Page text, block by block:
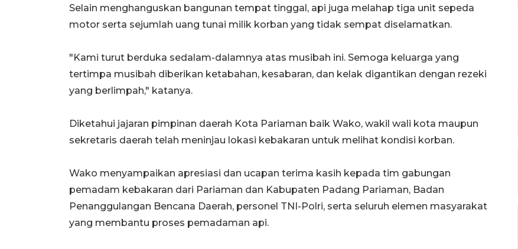
Selain menghanguskan bangunan tempat tinggal, api juga melahap tiga unit sepeda
motor serta sejumlah uang tunai milik korban yang tidak sempat diselamatkan.
"Kami turut berduka sedalam-dalamnya atas musibah ini. Semoga keluarga yang
tertimpa musibah diberikan ketabahan, kesabaran, dan kelak digantikan dengan rezeki
yang berlimpah," katanya.
Diketahui jajaran pimpinan daerah Kota Pariaman baik Wako, wakil wali kota maupun
sekretaris daerah telah meninjau lokasi kebakaran untuk melihat kondisi korban.
Wako menyampaikan apresiasi dan ucapan terima kasih kepada tim gabungan
pemadam kebakaran dari Pariaman dan Kabupaten Padang Pariaman, Badan
Penanggulangan Bencana Daerah, personel TNI-Polri, serta seluruh elemen masyarakat
yang membantu proses pemadaman api.